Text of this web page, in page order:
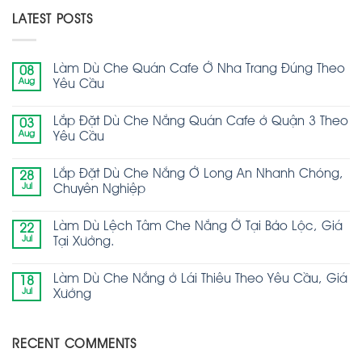
LATEST POSTS
08
Aug
Làm Dù Che Quán Cafe Ở Nha Trang Đúng Theo
Yêu Cầu
03
Aug
Lắp Đặt Dù Che Nắng Quán Cafe ở Quận 3 Theo
Yêu Cầu
28
Jul
Lắp Đặt Dù Che Nắng Ở Long An Nhanh Chóng,
Chuyên Nghiệp
22
Jul
Làm Dù Lệch Tâm Che Nắng Ở Tại Bảo Lộc, Giá
Tại Xưởng.
18
Jul
Làm Dù Che Nắng ở Lái Thiêu Theo Yêu Cầu, Giá
Xưởng
RECENT COMMENTS